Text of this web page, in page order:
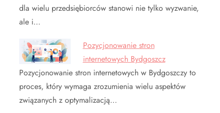
dla wielu przedsiębiorców stanowi nie tylko wyzwanie,
ale i…
Pozycjonowanie stron
internetowych Bydgoszcz
Pozycjonowanie stron internetowych w Bydgoszczy to
proces, który wymaga zrozumienia wielu aspektów
związanych z optymalizacją…